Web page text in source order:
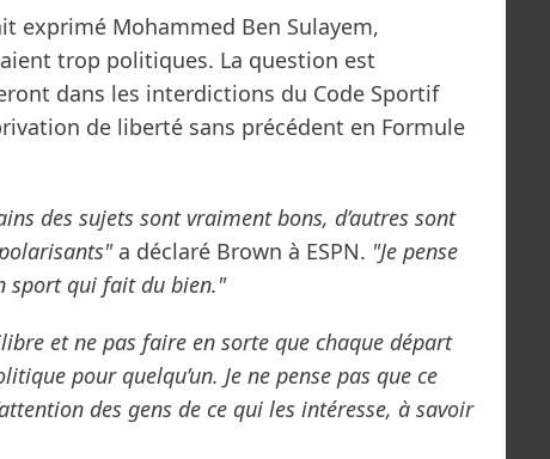
exprimé Mohammed Ben Sulayem,
trop politiques. La question est
dans les interdictions du Code Sportif
de liberté sans précédent en Formule
des sujets sont vraiment bons, d’autres sont
a déclaré Brown à ESPN. "Je pense
sport qui fait du bien."
et ne pas faire en sorte que chaque départ
pour quelqu’un. Je ne pense pas que ce
des gens de ce qui les intéresse, à savoir